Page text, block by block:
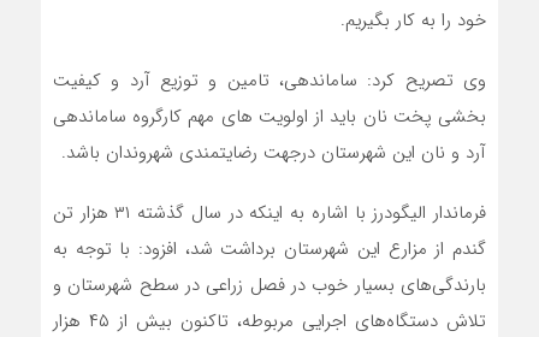
خود را به کار بگیریم.
وی تصریح کرد: ساماندهی، تامین و توزیع آرد و کیفیت
بخشی پخت نان باید از اولویت های مهم کارگروه ساماندهی
آرد و نان این شهرستان درجهت رضایتمندی شهروندان باشد.
فرماندار الیگودرز با اشاره به اینکه در سال گذشته ۳۱ هزار تن
گندم از مزارع این شهرستان برداشت شد، افزود: با توجه به
بارندگی‌های بسیار خوب در فصل زراعی در سطح شهرستان و
تلاش دستگاه‌های اجرایی مربوطه، تاکنون بیش از ۴۵ هزار